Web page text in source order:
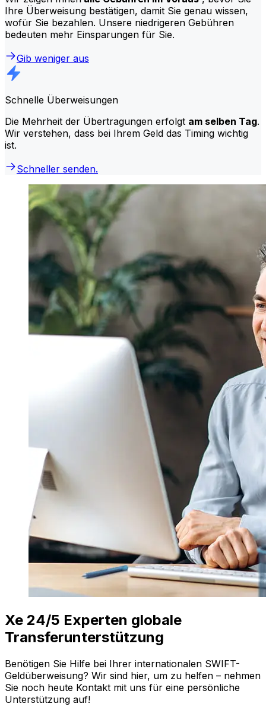
Ihre Überweisung bestätigen, damit Sie genau wissen,
wofür Sie bezahlen. Unsere niedrigeren Gebühren
bedeuten mehr Einsparungen für Sie.
Gib weniger aus
Schnelle Überweisungen
Die Mehrheit der Übertragungen erfolgt am selben Tag.
Wir verstehen, dass bei Ihrem Geld das Timing wichtig
ist.
Schneller senden.
Xe 24/5 Experten globale
Transferunterstützung
Benötigen Sie Hilfe bei Ihrer internationalen SWIFT-
Geldüberweisung? Wir sind hier, um zu helfen – nehmen
Sie noch heute Kontakt mit uns für eine persönliche
Unterstützung auf!